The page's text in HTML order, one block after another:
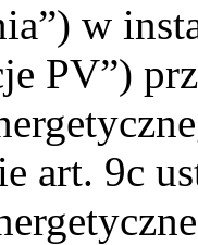
w
PV”)
art. 9c